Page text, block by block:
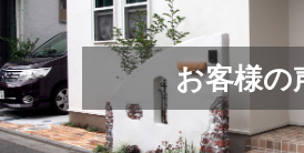
お客様の